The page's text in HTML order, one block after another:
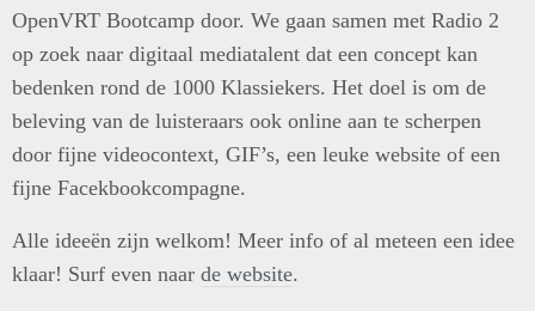
OpenVRT Bootcamp door. We gaan samen met Radio 2
op zoek naar digitaal mediatalent dat een concept kan
bedenken rond de 1000 Klassiekers. Het doel is om de
beleving van de luisteraars ook online aan te scherpen
door fijne videocontext, GIF’s, een leuke website of een
fijne Facekbookcompagne.
Alle ideeën zijn welkom! Meer info of al meteen een idee
klaar! Surf even naar de website.